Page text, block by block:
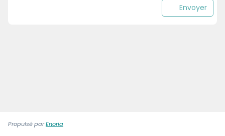
Envoyer
Propulsé parEnoria